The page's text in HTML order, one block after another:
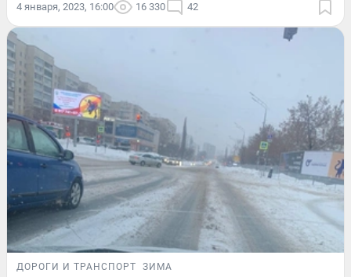
4 января, 2023, 16:00 16 330 42
ДОРОГИ И ТРАНСПОРТ ЗИМА